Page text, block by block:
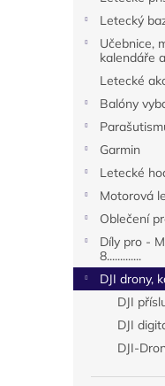
Letecký
Učebnice,
kalendáře
Letecké
Balóny
Garmin
Letecké
Motorová
Oblečení
Díly pro -
8.............
DJI drony,
DJI
DJI
DJI-